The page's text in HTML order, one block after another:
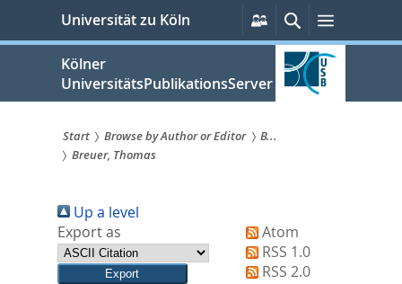
springen
Universität zu Köln
Persönliche
Services
SucheMenü
Kölner
UniversitätsPublikationsServer
Sie
sind
hier:
Start Browse by Author or Editor
B...
Breuer, Thomas
Up a level
Export as
Atom
RSS 1.0
RSS 2.0